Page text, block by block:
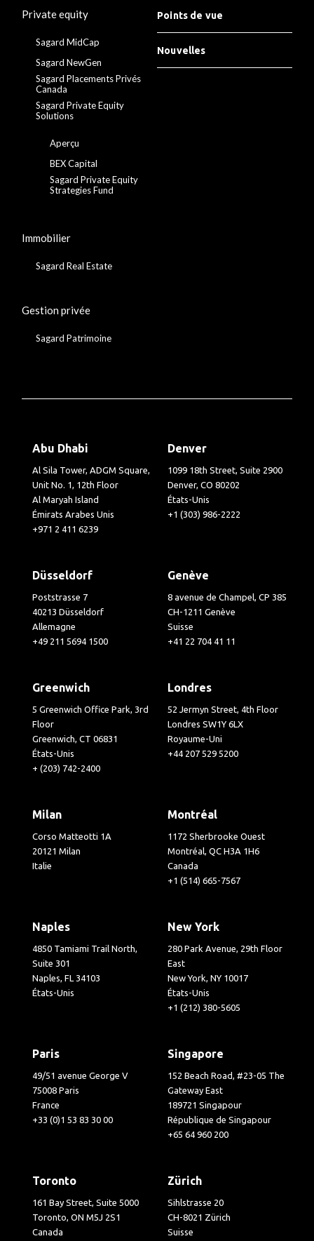
Private equity
Sagard MidCap
Sagard NewGen
Sagard Placements Privés
Canada
Sagard Private Equity
Solutions
Aperçu
BEX Capital
Sagard Private Equity
Strategies Fund
Immobilier
Sagard Real Estate
Gestion privée
Sagard Patrimoine
Points de vue
Nouvelles
Abu Dhabi
Al Sila Tower, ADGM Square,
Unit No. 1, 12th Floor
Al Maryah Island
Émirats Arabes Unis
+971 2 411 6239
Denver
1099 18th Street, Suite 2900
Denver, CO 80202
États-Unis
+1 (303) 986-2222
Düsseldorf
Poststrasse 7
40213 Düsseldorf
Allemagne
+49 211 5694 1500
Genève
8 avenue de Champel, CP 385
CH-1211 Genève
Suisse
+41 22 704 41 11
Greenwich
5 Greenwich Office Park, 3rd
Floor
Greenwich, CT 06831
États-Unis
+ (203) 742-2400
Londres
52 Jermyn Street, 4th Floor
Londres SW1Y 6LX
Royaume-Uni
+44 207 529 5200
Milan
Corso Matteotti 1A
20121 Milan
Italie
Montréal
1172 Sherbrooke Ouest
Montréal, QC H3A 1H6
Canada
+1 (514) 665-7567
Naples
4850 Tamiami Trail North,
Suite 301
Naples, FL 34103
États-Unis
New York
280 Park Avenue, 29th Floor
East
New York, NY 10017
États-Unis
+1 (212) 380-5605
Paris
49/51 avenue George V
75008 Paris
France
+33 (0)1 53 83 30 00
Singapore
152 Beach Road, #23-05 The
Gateway East
189721 Singapour
République de Singapour
+65 64 960 200
Toronto
161 Bay Street, Suite 5000
Toronto, ON M5J 2S1
Canada
Zürich
Sihlstrasse 20
CH-8021 Zürich
Suisse